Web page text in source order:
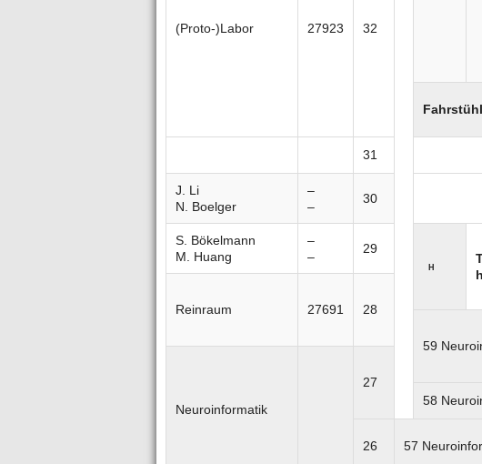
(Proto-)Labor 27923 32
31
J. Li
N. Boelger
–
–
30
S. Bökelmann
M. Huang
–
–
29
H
Reinraum 27691 28
59
Neuroinformatik
27
58
26
57